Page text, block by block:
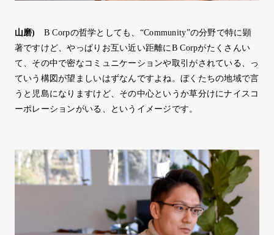
山磨)
B Corpの哲学としても、“Community”の分野で特に顕
著ですけど、やっぱりお互い近い距離にB Corpがたくさんい
て、その中で密なコミュニケーションや取引がされている、っ
ていう構図が望ましいはずなんですよね。ぼくたちの地域で言
うと児島になりますけど、その中心というか草分けにナイスコ
ーポレーションがいる、というイメージです。